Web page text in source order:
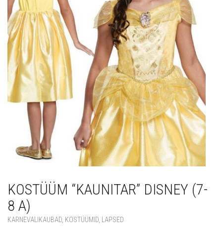
KOSTÜÜM “KAUNITAR” DISNEY (7-
8 A)
KARNEVALIKAUBAD KOSTÜÜMID LAPSED